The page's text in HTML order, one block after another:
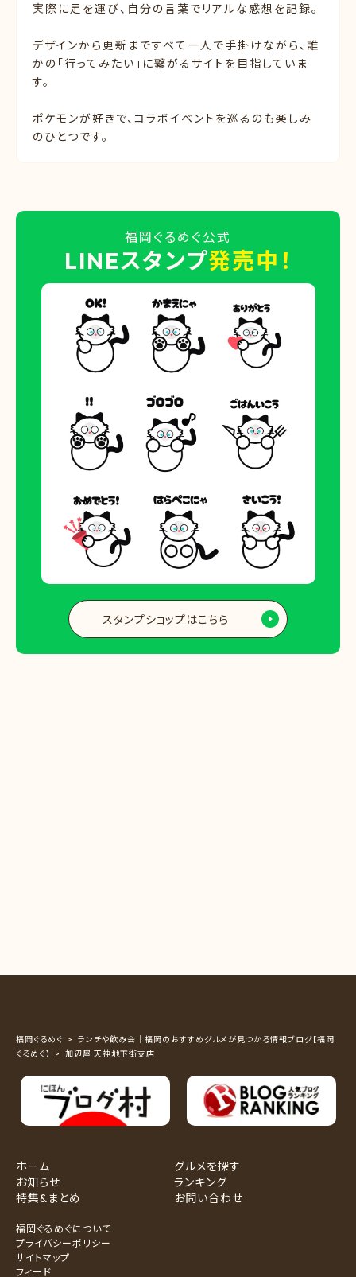
実際に足を運び、自分の言葉でリアルな感想を記録。
デザインから更新まですべて一人で手掛けながら、誰
かの「行ってみたい」に繋がるサイトを目指していま
す。
ポケモンが好きで、コラボイベントを巡るのも楽しみ
のひとつです。
福岡ぐるめぐ公式
LINEスタンプ発売中！
スタンプショップはこちら
福岡ぐるめぐ
ランチや飲み会｜福岡のおすすめグルメが見つかる情報ブログ【福岡
ぐるめぐ】
加辺屋 天神地下街支店
ホーム
グルメを探す
お知らせ
ランキング
特集&まとめ
お問い合わせ
福岡ぐるめぐについて
プライバシーポリシー
サイトマップ
フィード